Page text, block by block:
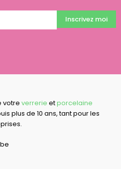
Inscrivez moi
votre verrerie etporcelaine
plus de 10 ans, tant pour les